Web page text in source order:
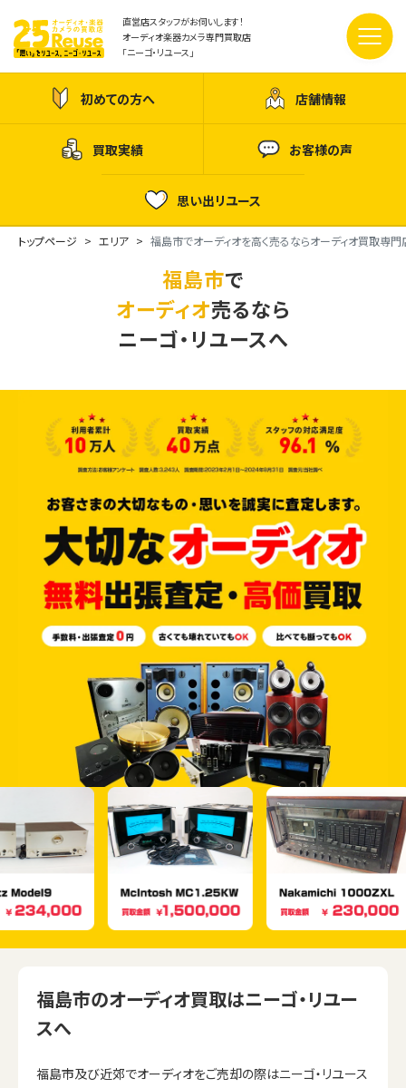
直営店スタッフがお伺いします！
オーディオ楽器カメラ専門買取店
「ニーゴ・リユース」
初めての方へ 店舗情報
買取実績 お客様の声
思い出リユース
トップページ エリア 福島市でオーディオを高く売るならオーディオ買取専門
福島市で
オーディオ売るなら
ニーゴ・リユースへ
福島市のオーディオ買取はニーゴ・リユー
スへ
福島市及び近郊でオーディオをご売却の際はニーゴ・リユース